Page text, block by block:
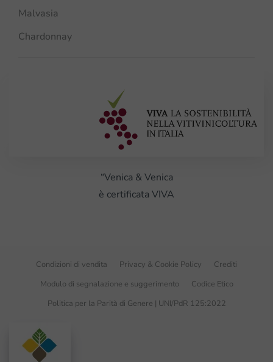
Malvasia
Chardonnay
“Venica & Venica
è certificata VIVA
Condizioni di vendita Privacy & Cookie Policy
Crediti
Modulo di segnalazione e suggerimento
Codice Etico
Politica per la Parità di Genere | UNI/PdR 125:2022